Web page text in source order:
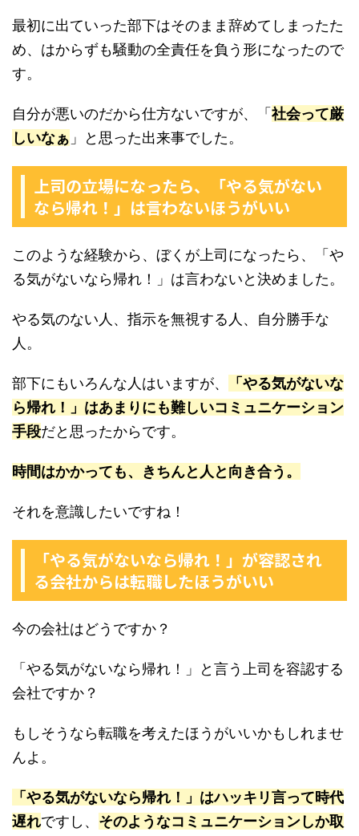
最初に出ていった部下はそのまま辞めてしまったた
め、はからずも騒動の全責任を負う形になったので
す。
自分が悪いのだから仕方ないですが、「 社会って厳
しいなぁ 」と思った出来事でした。
上司の立場になったら、「やる気がない
なら帰れ！」は言わないほうがいい
このような経験から、ぼくが上司になったら、「や
る気がないなら帰れ！」は言わないと決めました。
やる気のない人、指示を無視する人、自分勝手な
人。
部下にもいろんな人はいますが、
「やる気がないな
ら帰れ！」はあまりにも難しいコミュニケーション
手段だと思ったからです。
時間はかかっても、きちんと人と向き合う。
それを意識したいですね！
「やる気がないなら帰れ！」が容認され
る会社からは転職したほうがいい
今の会社はどうですか？
「やる気がないなら帰れ！」と言う上司を容認する
会社ですか？
もしそうなら転職を考えたほうがいいかもしれませ
んよ。
「やる気がないなら帰れ！」はハッキリ言って時代
遅れですし、 そのようなコミュニケーションしか取